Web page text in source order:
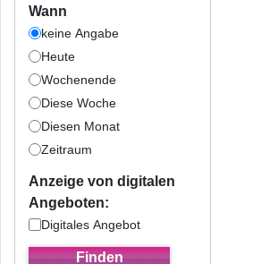
Wann
keine Angabe
Heute
Wochenende
Diese Woche
Diesen Monat
Zeitraum
Anzeige von digitalen
Angeboten:
Digitales Angebot